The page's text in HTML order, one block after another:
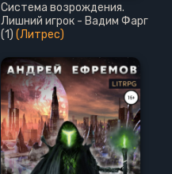
Система возрождения.
Лишний игрок - Вадим Фарг
(1) (Литрес)